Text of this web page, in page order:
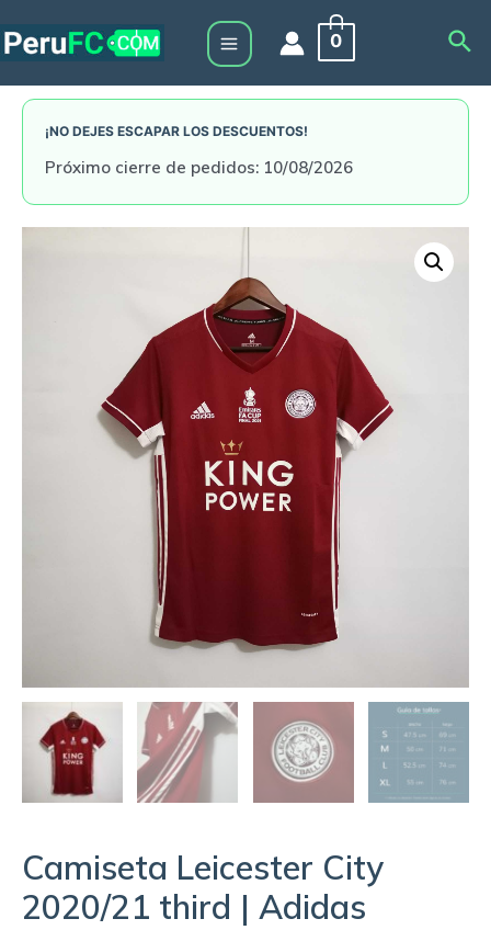
to
Main
Menu
0
¡NO DEJES ESCAPAR LOS DESCUENTOS!
Próximo cierre de pedidos: 10/08/2026
Camiseta Leicester City
2020/21 third | Adidas